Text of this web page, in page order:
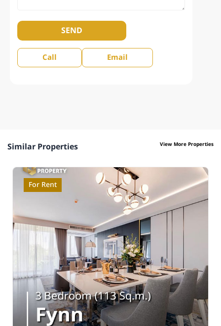
SEND
Call Email
Similar Properties View More Properties
For Rent